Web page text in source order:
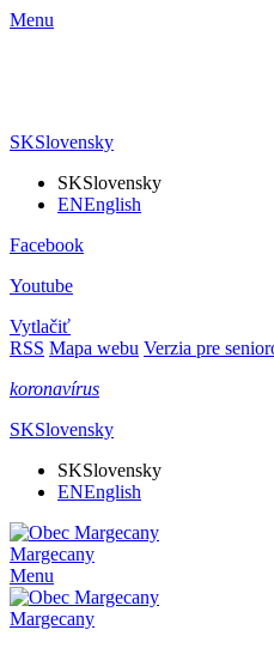
Menu
SKSlovensky
SKSlovensky
ENEnglish
Facebook
Youtube
Vytlačiť
RSS Mapa webu Verzia pre
koronavírus
SKSlovensky
SKSlovensky
ENEnglish
Margecany
Menu
Margecany